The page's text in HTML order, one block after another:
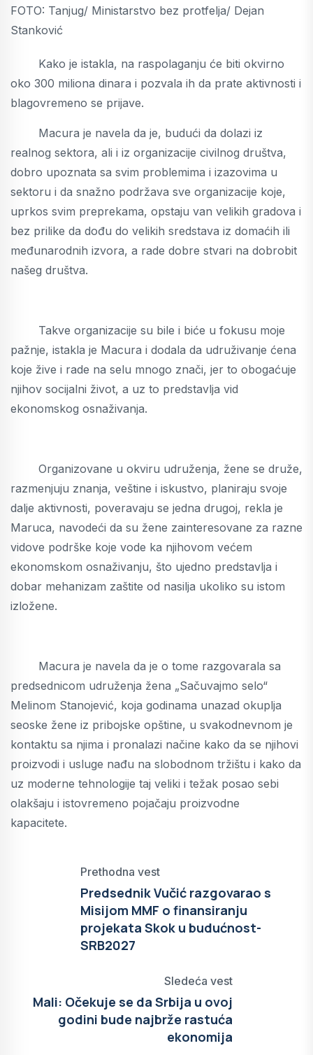
FOTO: Tanjug/ Ministarstvo bez protfelja/ Dejan
Stanković
Kako je istakla, na raspolaganju će biti okvirno
oko 300 miliona dinara i pozvala ih da prate aktivnosti i
blagovremeno se prijave.
Macura je navela da je, budući da dolazi iz
realnog sektora, ali i iz organizacije civilnog društva,
dobro upoznata sa svim problemima i izazovima u
sektoru i da snažno podržava sve organizacije koje,
uprkos svim preprekama, opstaju van velikih gradova i
bez prilike da dođu do velikih sredstava iz domaćih ili
međunarodnih izvora, a rade dobre stvari na dobrobit
našeg društva.
Takve organizacije su bile i biće u fokusu moje
pažnje, istakla je Macura i dodala da udruživanje ćena
koje žive i rade na selu mnogo znači, jer to obogaćuje
njihov socijalni život, a uz to predstavlja vid
ekonomskog osnaživanja.
Organizovane u okviru udruženja, žene se druže,
razmenjuju znanja, veštine i iskustvo, planiraju svoje
dalje aktivnosti, poveravaju se jedna drugoj, rekla je
Maruca, navodeći da su žene zainteresovane za razne
vidove podrške koje vode ka njihovom većem
ekonomskom osnaživanju, što ujedno predstavlja i
dobar mehanizam zaštite od nasilja ukoliko su istom
izložene.
Macura je navela da je o tome razgovarala sa
predsednicom udruženja žena „Sačuvajmo selo“
Melinom Stanojević, koja godinama unazad okuplja
seoske žene iz pribojske opštine, u svakodnevnom je
kontaktu sa njima i pronalazi načine kako da se njihovi
proizvodi i usluge nađu na slobodnom tržištu i kako da
uz moderne tehnologije taj veliki i težak posao sebi
olakšaju i istovremeno pojačaju proizvodne
kapacitete.
Prethodna vest
Predsednik Vučić razgovarao s
Misijom MMF o finansiranju
projekata Skok u budućnost-
SRB2027
Sledeća vest
Mali: Očekuje se da Srbija u ovoj
godini bude najbrže rastuća
ekonomija